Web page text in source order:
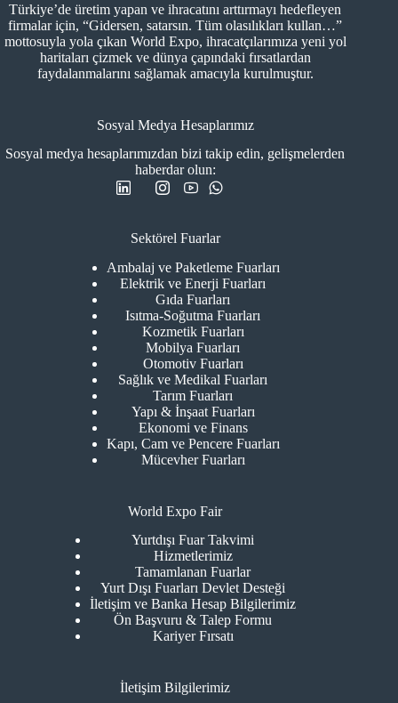
Türkiye’de üretim yapan ve ihracatını arttırmayı hedefleyen
firmalar için, “Gidersen, satarsın. Tüm olasılıkları kullan…”
mottosuyla yola çıkan World Expo, ihracatçılarımıza yeni yol
haritaları çizmek ve dünya çapındaki fırsatlardan
faydalanmalarını sağlamak amacıyla kurulmuştur.
Sosyal Medya Hesaplarımız
Sosyal medya hesaplarımızdan bizi takip edin, gelişmelerden
haberdar olun:
Sektörel Fuarlar
Ambalaj ve Paketleme Fuarları
Elektrik ve Enerji Fuarları
Gıda Fuarları
Isıtma-Soğutma Fuarları
Kozmetik Fuarları
Mobilya Fuarları
Otomotiv Fuarları
Sağlık ve Medikal Fuarları
Tarım Fuarları
Yapı & İnşaat Fuarları
Ekonomi ve Finans
Kapı, Cam ve Pencere Fuarları
Mücevher Fuarları
World Expo Fair
Yurtdışı Fuar Takvimi
Hizmetlerimiz
Tamamlanan Fuarlar
Yurt Dışı Fuarları Devlet Desteği
İletişim ve Banka Hesap Bilgilerimiz
Ön Başvuru & Talep Formu
Kariyer Fırsatı
İletişim Bilgilerimiz